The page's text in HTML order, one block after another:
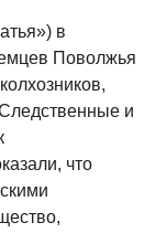
в
Поволжья
и
что